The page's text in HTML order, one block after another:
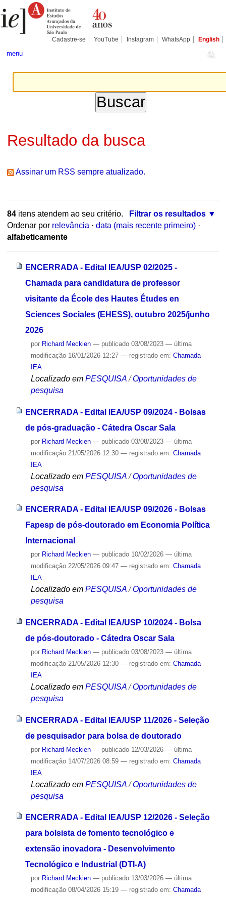
para
conteúdo.
Pessoais
Cadastre-se YouTube Instagram WhatsApp English
menu
Resultado da busca
Assinar um RSS sempre atualizado.
84itens atendem ao seu critério.
Filtrar os resultados
Ordenar por relevância · data (mais recente primeiro) ·
alfabeticamente
ENCERRADA - Edital IEA/USP 02/2025 -
Chamada para candidatura de professor
visitante da École des Hautes Études en
Sciences Sociales (EHESS), outubro 2025/junho
2026
por Richard Meckien — publicado03/08/2023 — última
modificação16/01/2026 12:27 — registrado em: Chamada
IEA
Localizado em PESQUISA /Oportunidades de
pesquisa
ENCERRADA - Edital IEA/USP 09/2024 - Bolsas
de pós-graduação - Cátedra Oscar Sala
por Richard Meckien — publicado03/08/2023 — última
modificação21/05/2026 12:30 — registrado em: Chamada
IEA
Localizado em PESQUISA /Oportunidades de
pesquisa
ENCERRADA - Edital IEA/USP 09/2026 - Bolsas
Fapesp de pós-doutorado em Economia Política
Internacional
por Richard Meckien — publicado10/02/2026 — última
modificação22/05/2026 09:47 — registrado em: Chamada
IEA
Localizado em PESQUISA /Oportunidades de
pesquisa
ENCERRADA - Edital IEA/USP 10/2024 - Bolsa
de pós-doutorado - Cátedra Oscar Sala
por Richard Meckien — publicado03/08/2023 — última
modificação21/05/2026 12:30 — registrado em: Chamada
IEA
Localizado em PESQUISA /Oportunidades de
pesquisa
ENCERRADA - Edital IEA/USP 11/2026 - Seleção
de pesquisador para bolsa de doutorado
por Richard Meckien — publicado12/03/2026 — última
modificação14/07/2026 08:59 — registrado em: Chamada
IEA
Localizado em PESQUISA /Oportunidades de
pesquisa
ENCERRADA - Edital IEA/USP 12/2026 - Seleção
para bolsista de fomento tecnológico e
extensão inovadora - Desenvolvimento
Tecnológico e Industrial (DTI-A)
por Richard Meckien — publicado13/03/2026 — última
modificação08/04/2026 15:19 — registrado em: Chamada